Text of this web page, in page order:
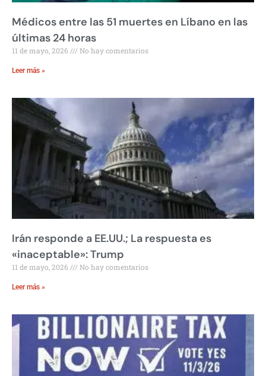
Médicos entre las 51 muertes en Líbano en las
últimas 24 horas
11 de mayo, 2026 No hay comentarios
Leer más »
Irán responde a EE.UU.; La respuesta es
«inaceptable»: Trump
11 de mayo, 2026 No hay comentarios
Leer más »